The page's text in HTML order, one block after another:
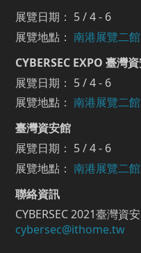
展覽日期： 5 / 4 - 6
展覽地點： 南港展覽二館
CYBERSEC EXPO 臺灣
展覽日期： 5 / 4 - 6
展覽地點： 南港展覽二館
臺灣資安館
展覽日期： 5 / 4 - 6
展覽地點： 南港展覽二館
聯絡資訊
CYBERSEC 2021臺灣資
cybersec@ithome.tw